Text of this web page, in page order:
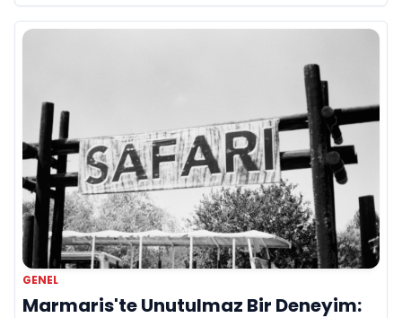
GENEL
Marmaris'te Unutulmaz Bir Deneyim: